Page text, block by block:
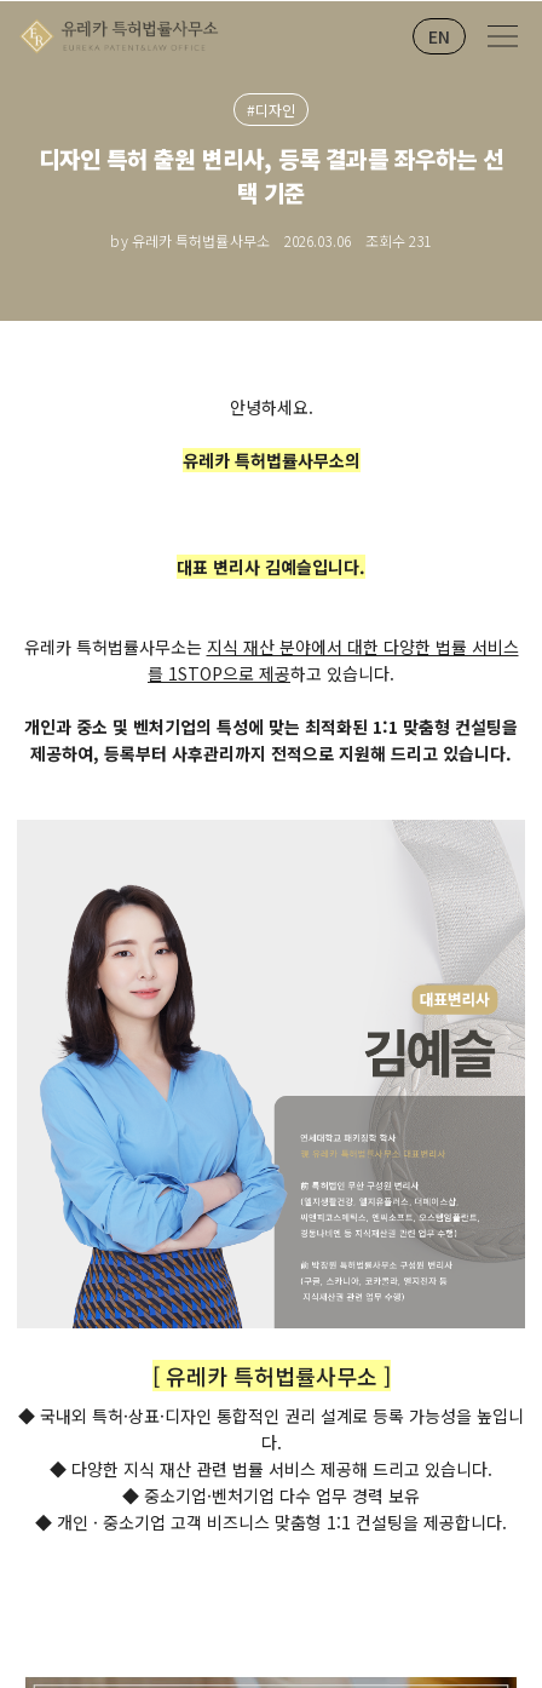
EN
#디자인
디자인 특허 출원 변리사, 등록 결과를 좌우하는 선
택 기준
by 유레카 특허법률사무소 2026.03.06 조회수231
안녕하세요.
유레카 특허법률사무소의
대표 변리사 김예슬입니다.
유레카 특허법률사무소는 지식 재산 분야에서 대한 다양한 법률 서비스
를 1STOP으로 제공하고 있습니다.
개인과 중소 및 벤처기업의 특성에 맞는 최적화된 1:1 맞춤형 컨설팅을
제공하여, 등록부터 사후관리까지 전적으로 지원해 드리고 있습니다.
[ 유레카 특허법률사무소 ]
◆ 국내외 특허·상표·디자인 통합적인 권리 설계로 등록 가능성을 높입니
다.
◆ 다양한 지식 재산 관련 법률 서비스 제공해 드리고 있습니다.
◆ 중소기업·벤처기업 다수 업무 경력 보유
◆ 개인 · 중소기업 고객 비즈니스 맞춤형 1:1 컨설팅을 제공합니다.